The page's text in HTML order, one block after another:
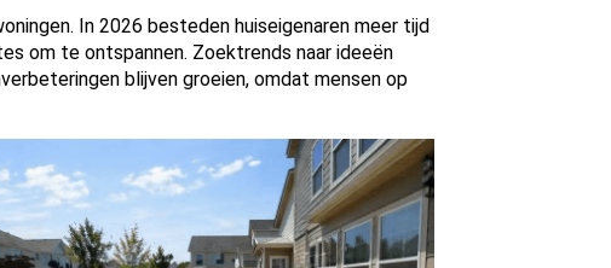
In 2026 besteden huiseigenaren meer tijd
om te ontspannen. Zoektrends naar ideeën
blijven groeien, omdat mensen op